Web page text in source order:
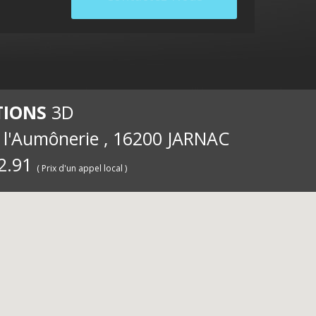
3D
, 16200 JARNAC
( Prix d'un appel local )